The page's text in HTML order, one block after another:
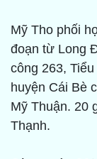
Mỹ Tho phối
đoạn từ Long
công 263,
huyện Cái Bè
Mỹ Thuận. 20
Thạnh.